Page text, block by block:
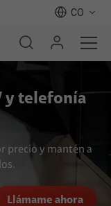
CO
y telefonía
precio y mantén a
Llámame ahora